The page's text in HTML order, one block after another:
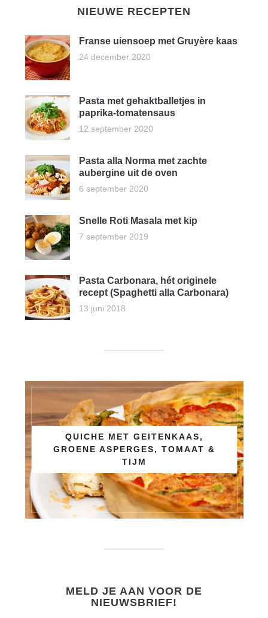
NIEUWE RECEPTEN
Franse uiensoep met Gruyère kaas
24 december 2020
Pasta met gehaktballetjes in
paprika-tomatensaus
12 september 2020
Pasta alla Norma met zachte
aubergine uit de oven
6 september 2020
Snelle Roti Masala met kip
7 september 2019
Pasta Carbonara, hét originele
recept (Spaghetti alla Carbonara)
13 juni 2018
QUICHE MET GEITENKAAS,
GROENE ASPERGES, TOMAAT &
TIJM
MELD JE AAN VOOR DE
NIEUWSBRIEF!